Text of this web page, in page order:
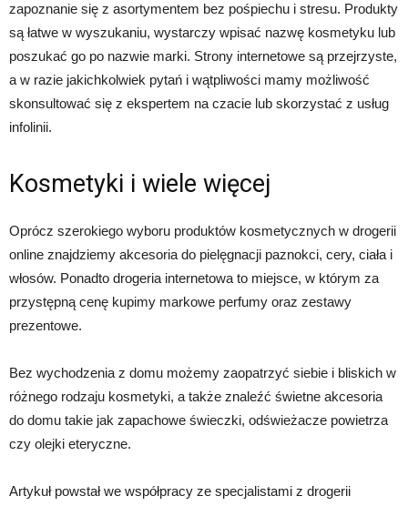
zapoznanie się z asortymentem bez pośpiechu i stresu. Produkty
są łatwe w wyszukaniu, wystarczy wpisać nazwę kosmetyku lub
poszukać go po nazwie marki. Strony internetowe są przejrzyste,
a w razie jakichkolwiek pytań i wątpliwości mamy możliwość
skonsultować się z ekspertem na czacie lub skorzystać z usług
infolinii.
Kosmetyki i wiele więcej
Oprócz szerokiego wyboru produktów kosmetycznych w drogerii
online znajdziemy akcesoria do pielęgnacji paznokci, cery, ciała i
włosów. Ponadto drogeria internetowa to miejsce, w którym za
przystępną cenę kupimy markowe perfumy oraz zestawy
prezentowe.
Bez wychodzenia z domu możemy zaopatrzyć siebie i bliskich w
różnego rodzaju kosmetyki, a także znaleźć świetne akcesoria
do domu takie jak zapachowe świeczki, odświeżacze powietrza
czy olejki eteryczne.
Artykuł powstał we współpracy ze specjalistami z drogerii